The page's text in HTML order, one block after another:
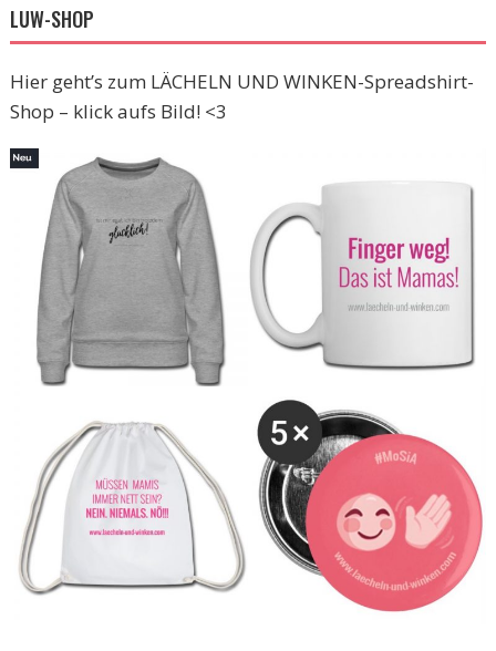
LUW-SHOP
Hier geht’s zum LÄCHELN UND WINKEN-Spreadshirt-
Shop – klick aufs Bild! <3